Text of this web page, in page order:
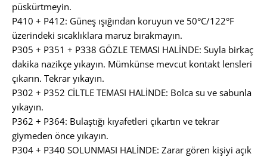
püskürtmeyin.
P410 + P412: Güneş ışığından koruyun ve 50°C/122°F
üzerindeki sıcaklıklara maruz bırakmayın.
P305 + P351 + P338 GÖZLE TEMASI HALİNDE: Suyla birkaç
dakika nazikçe yıkayın. Mümkünse mevcut kontakt lensleri
çıkarın. Tekrar yıkayın.
P302 + P352 CİLTLE TEMASI HALİNDE: Bolca su ve sabunla
yıkayın.
P362 + P364: Bulaştığı kıyafetleri çıkartın ve tekrar
giymeden önce yıkayın.
P304 + P340 SOLUNMASI HALİNDE: Zarar gören kişiyi açık